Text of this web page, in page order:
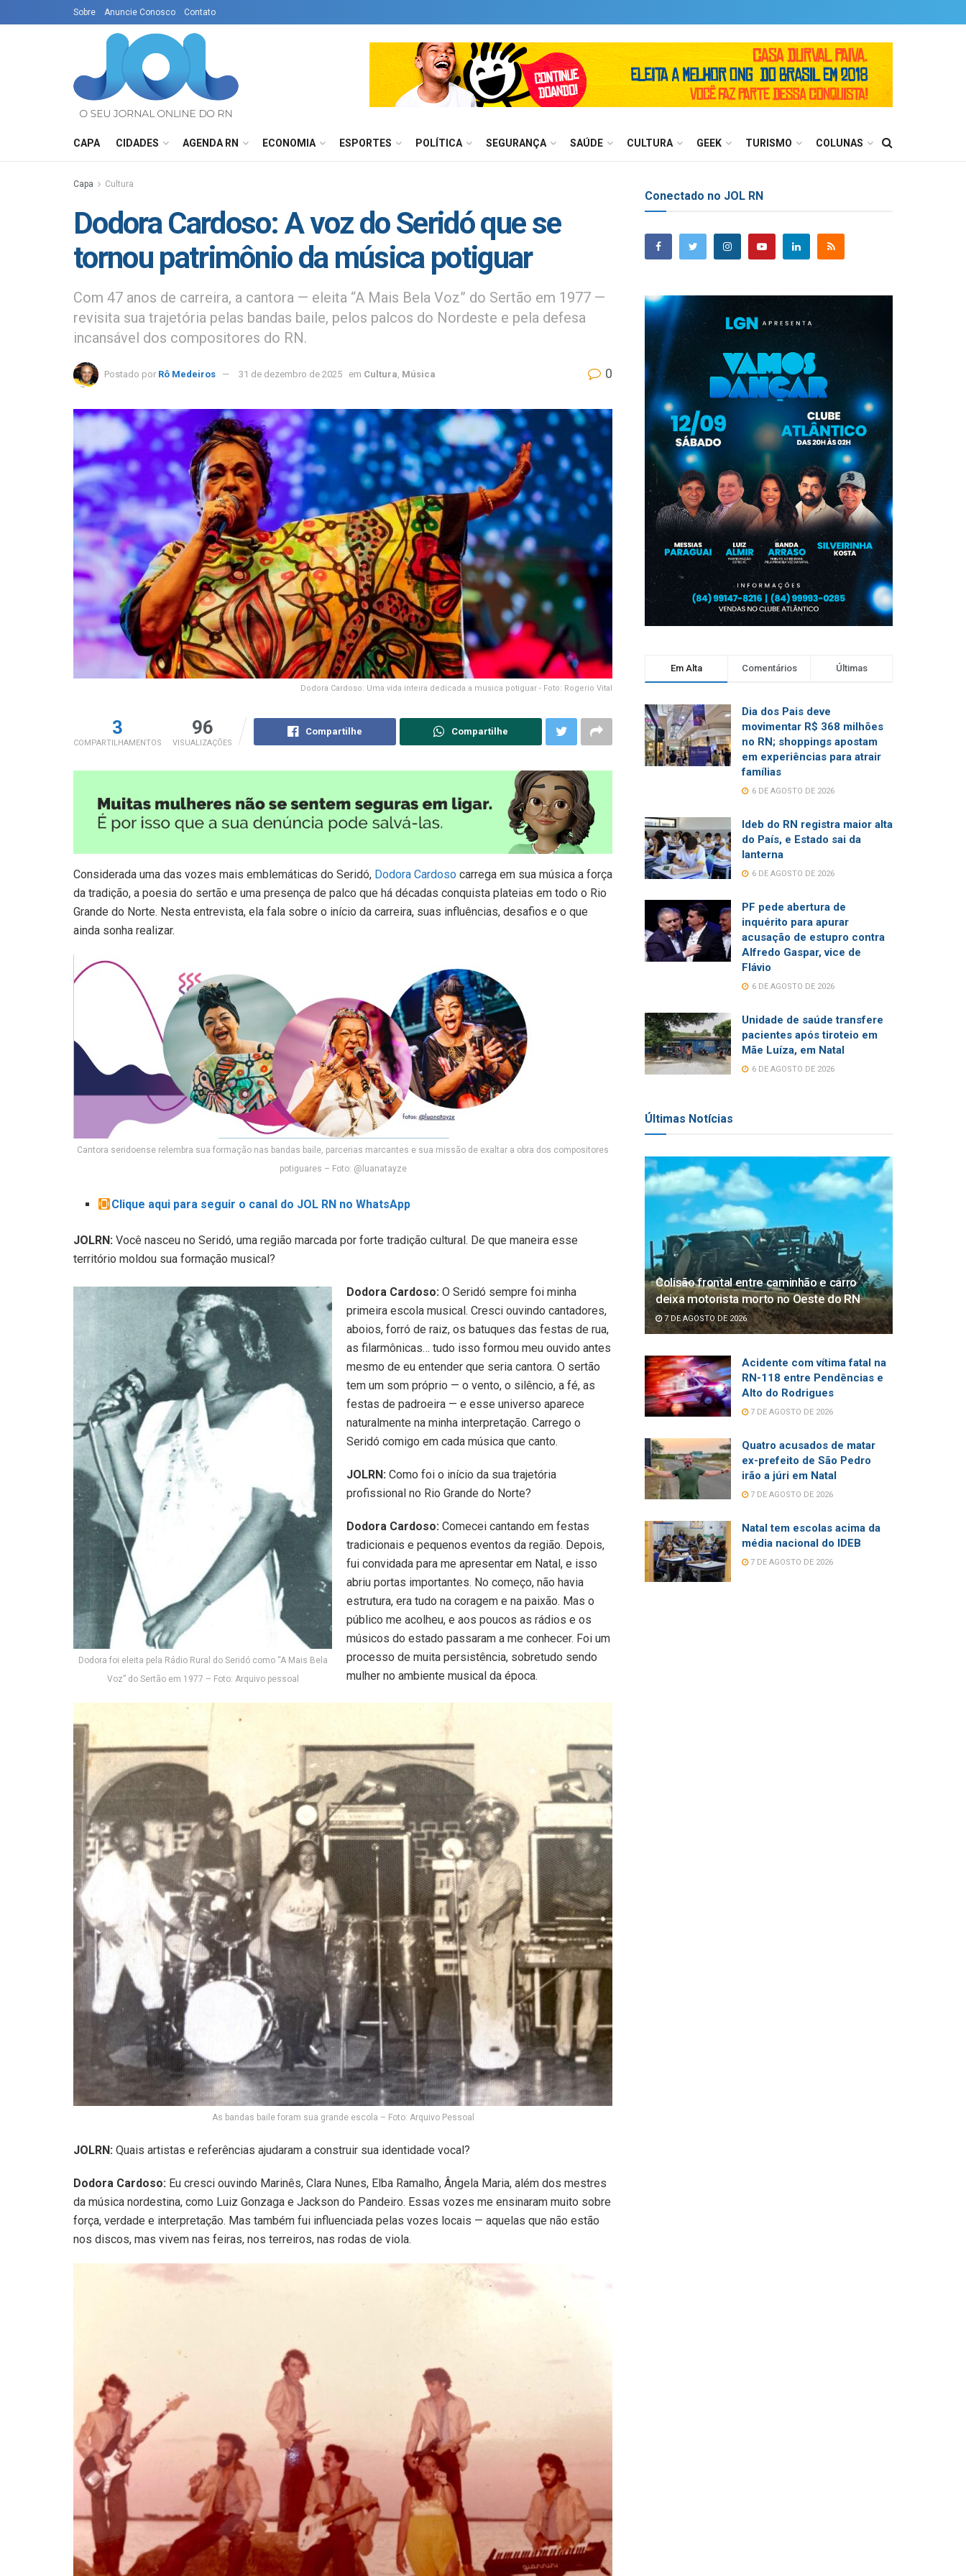
Sobre Anuncie Conosco Contato
CAPA CIDADES AGENDA RN ECONOMIA ESPORTES POLÍTICA SEGURANÇA SAÚDE CULTURA GEEK TURISMO COLUNAS
Capa Cultura
Dodora Cardoso: A voz do Seridó que se
tornou patrimônio da música potiguar
Com 47 anos de carreira, a cantora — eleita “A Mais Bela Voz” do Sertão em 1977 —
revisita sua trajetória pelas bandas baile, pelos palcos do Nordeste e pela defesa
incansável dos compositores do RN.
Postado por Rô Medeiros 31 de dezembro de 2025 em Cultura Música 0
Dodora Cardoso: Uma vida inteira dedicada a musica potiguar - Foto: Rogerio Vital
3
COMPARTILHAMENTOS
96
VISUALIZAÇÕES
Compartilhe Compartilhe
Considerada uma das vozes mais emblemáticas do Seridó, Dodora Cardoso carrega em sua música a força
da tradição, a poesia do sertão e uma presença de palco que há décadas conquista plateias em todo o Rio
Grande do Norte. Nesta entrevista, ela fala sobre o início da carreira, suas influências, desafios e o que
ainda sonha realizar.
Cantora seridoense relembra sua formação nas bandas baile, parcerias marcantes e sua missão de exaltar a obra dos compositores
potiguares – Foto: @luanatayze
Clique aqui para seguir o canal do JOL RN no WhatsApp
JOLRN: Você nasceu no Seridó, uma região marcada por forte tradição cultural. De que maneira esse
território moldou sua formação musical?
Dodora foi eleita pela Rádio Rural do Seridó como “A Mais Bela
Voz” do Sertão em 1977 – Foto: Arquivo pessoal
Dodora Cardoso: O Seridó sempre foi minha
primeira escola musical. Cresci ouvindo cantadores,
aboios, forró de raiz, os batuques das festas de rua,
as filarmônicas… tudo isso formou meu ouvido antes
mesmo de eu entender que seria cantora. O sertão
tem um som próprio — o vento, o silêncio, a fé, as
festas de padroeira — e esse universo aparece
naturalmente na minha interpretação. Carrego o
Seridó comigo em cada música que canto.
JOLRN: Como foi o início da sua trajetória
profissional no Rio Grande do Norte?
Dodora Cardoso: Comecei cantando em festas
tradicionais e pequenos eventos da região. Depois,
fui convidada para me apresentar em Natal, e isso
abriu portas importantes. No começo, não havia
estrutura, era tudo na coragem e na paixão. Mas o
público me acolheu, e aos poucos as rádios e os
músicos do estado passaram a me conhecer. Foi um
processo de muita persistência, sobretudo sendo
mulher no ambiente musical da época.
As bandas baile foram sua grande escola – Foto: Arquivo Pessoal
JOLRN: Quais artistas e referências ajudaram a construir sua identidade vocal?
Dodora Cardoso: Eu cresci ouvindo Marinês, Clara Nunes, Elba Ramalho, Ângela Maria, além dos mestres
da música nordestina, como Luiz Gonzaga e Jackson do Pandeiro. Essas vozes me ensinaram muito sobre
força, verdade e interpretação. Mas também fui influenciada pelas vozes locais — aquelas que não estão
nos discos, mas vivem nas feiras, nos terreiros, nas rodas de viola.
Conectado no JOL RN
Em Alta Comentários Últimas
Dia dos Pais deve
movimentar R$ 368 milhões
no RN; shoppings apostam
em experiências para atrair
famílias
6 DE AGOSTO DE 2026
Ideb do RN registra maior alta
do País, e Estado sai da
lanterna
6 DE AGOSTO DE 2026
PF pede abertura de
inquérito para apurar
acusação de estupro contra
Alfredo Gaspar, vice de
Flávio
6 DE AGOSTO DE 2026
Unidade de saúde transfere
pacientes após tiroteio em
Mãe Luíza, em Natal
6 DE AGOSTO DE 2026
Últimas Notícias
Colisão frontal entre caminhão e carro
deixa motorista morto no Oeste do RN
7 DE AGOSTO DE 2026
Acidente com vítima fatal na
RN-118 entre Pendências e
Alto do Rodrigues
7 DE AGOSTO DE 2026
Quatro acusados de matar
ex-prefeito de São Pedro
irão a júri em Natal
7 DE AGOSTO DE 2026
Natal tem escolas acima da
média nacional do IDEB
7 DE AGOSTO DE 2026